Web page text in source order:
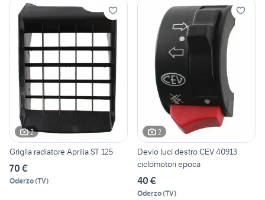
2
Griglia radiatore Aprilia ST 125
70 €
Oderzo(TV)
2
Devio luci destro CEV 40913
ciclomotori epoca
40 €
Oderzo(TV)